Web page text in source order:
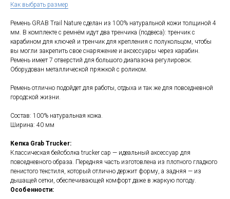
Как выбрать размер
Ремень GRAB Trail Nature сделан из 100% натуральной кожи толщиной 4
мм. В комплекте с ремнём идут два тренчика (подвеса): тренчик с
карабином для ключей и тренчик для крепления с полукольцом, чтобы
вы могли закрепить свое снаряжение и аксессуары через карабин.
Ремень имеет 7 отверстий для большого диапазона регулировок.
Оборудован металлической пряжкой с роликом.
Ремень отлично подойдет для работы, отдыха и так же для повседневной
городской жизни.
Состав: 100% натуральная кожа.
Ширина: 40 мм
Кепка Grab Trucker:
Классическая бейсболка trucker cap — идеальный аксессуар для
повседневного образа. Передняя часть изготовлена из плотного гладкого
пенистого текстиля, который отлично держит форму, а задняя — из
дышащей сетки, обеспечивающей комфорт даже в жаркую погоду.
Особенности: